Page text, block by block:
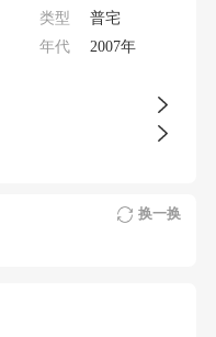
类型 普宅
年代 2007年
换一换